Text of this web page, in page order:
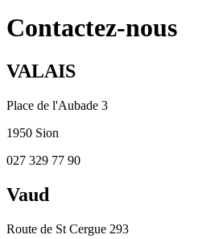
Contactez-nous
VALAIS
Place de l'Aubade 3
1950 Sion
027 329 77 90
Vaud
Route de St Cergue 293